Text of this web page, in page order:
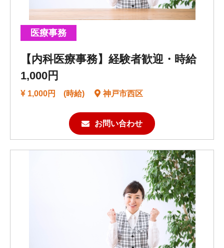
医療事務
【内科医療事務】経験者歓迎・時給
1,000円
1,000円 (時給) 神戸市西区
お問い合わせ